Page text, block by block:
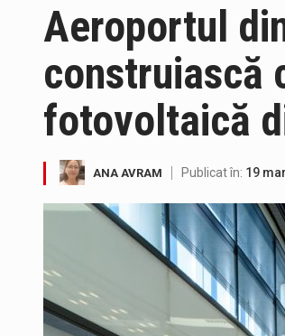
Miercuri,
Suntem în
Interval de
SIMULARE
Aeroportul
construiască
fotovoltaică
ANA AVRAM Publicat în: 19